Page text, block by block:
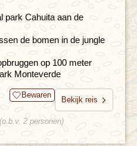
park Cahuita aan de
de bomen in de jungle
op 100 meter
Monteverde
Bewaren
Bekijk reis
2 personen)